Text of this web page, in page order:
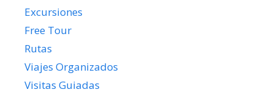
Excursiones
Free Tour
Rutas
Viajes Organizados
Visitas Guiadas